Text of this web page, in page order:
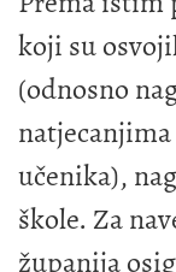
koji su
(odnosno
učenika),
škole. Za
županija